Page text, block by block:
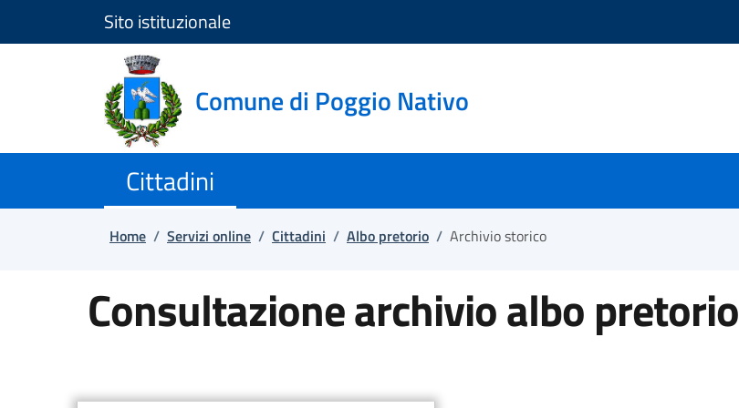
Salta e vai al contenuto
Salta e vai al footer
Sito istituzionale
Comune di Poggio Nativo
Cittadini
Home / Servizi online / Cittadini / Albo pretorio / Archivio storico
Consultazione archivio albo pretorio